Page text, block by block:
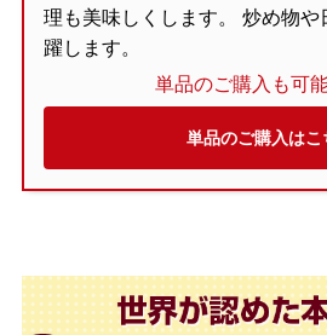
理も美味しくします。 炒め物
躍します。
単品のご購入も可能
単品のご購入はこ